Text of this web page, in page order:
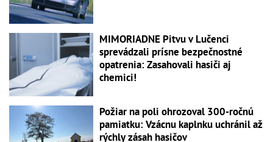
MIMORIADNE Pitvu v Lučenci
sprevádzali prísne bezpečnostné
opatrenia: Zasahovali hasiči aj
chemici!
Požiar na poli ohrozoval 300-ročnú
pamiatku: Vzácnu kaplnku uchránil až
rýchly zásah hasičov